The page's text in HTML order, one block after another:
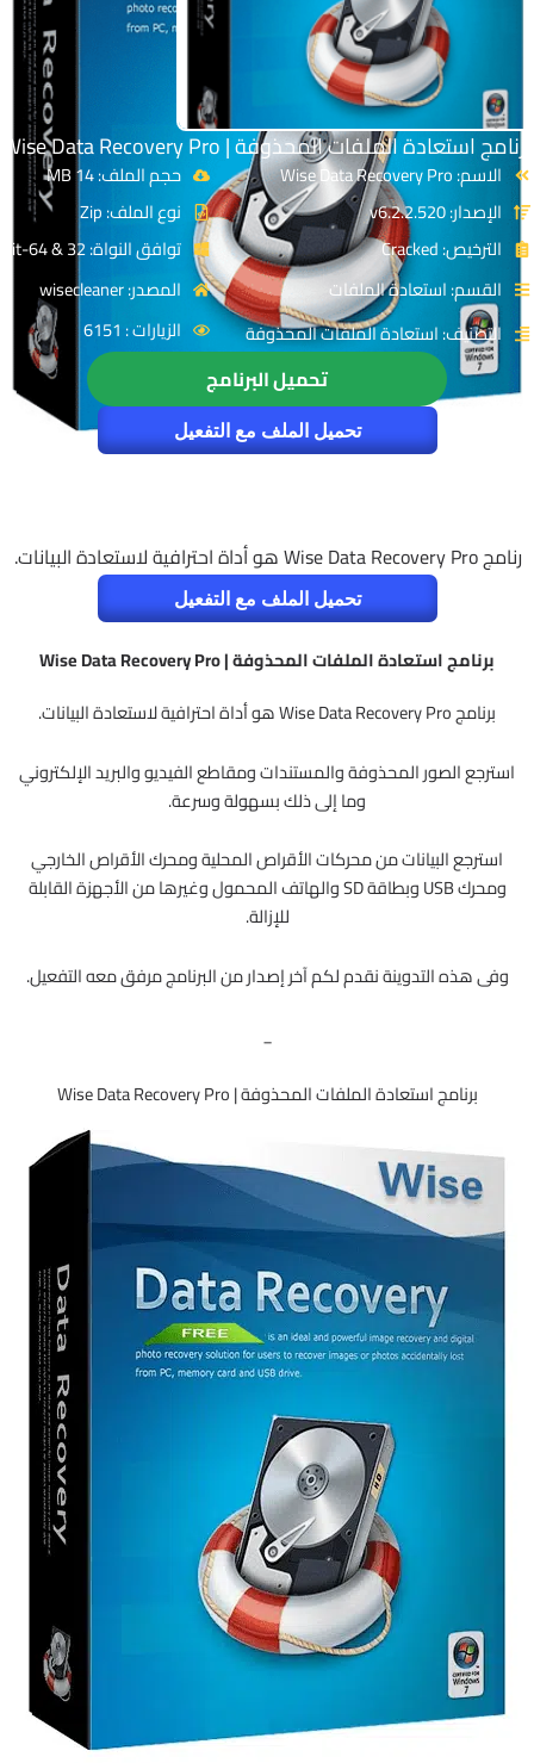
برنامج استعادة الملفات المحذوفة | Wise Data Recovery Pro
الاسم: Wise Data Recovery Pro
الإصدار: v6.2.2.520
الترخيص: Cracked
القسم: استعادة الملفات
التصنيف: استعادة الملفات المحذوفة
حجم الملف: 14 MB
نوع الملف: Zip
توافق النواة: 32 & 64-Bit
المصدر: wisecleaner
الزيارات : 6151
تحميل البرنامج
تحميل الملف مع التفعيل
رنامج Wise Data Recovery Pro هو أداة احترافية لاستعادة البيانات.
تحميل الملف مع التفعيل
برنامج استعادة الملفات المحذوفة | Wise Data Recovery Pro
برنامج Wise Data Recovery Pro هو أداة احترافية لاستعادة البيانات.
استرجع الصور المحذوفة والمستندات ومقاطع الفيديو والبريد الإلكتروني
وما إلى ذلك بسهولة وسرعة.
استرجع البيانات من محركات الأقراص المحلية ومحرك الأقراص الخارجي
ومحرك USB وبطاقة SD والهاتف المحمول وغيرها من الأجهزة القابلة
للإزالة.
وفى هذه التدوينة نقدم لكم آخر إصدار من البرنامج مرفق معه التفعيل.
_
برنامج استعادة الملفات المحذوفة | Wise Data Recovery Pro